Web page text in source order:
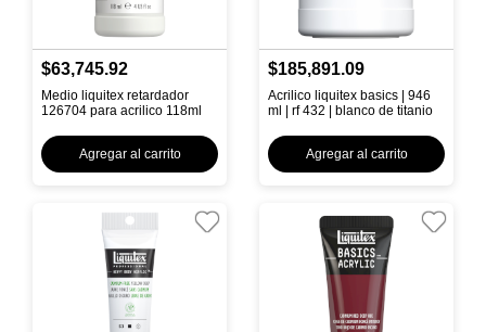
$63,745.92
Medio liquitex retardador
126704 para acrilico 118ml
Agregar al carrito
$185,891.09
Acrilico liquitex basics | 946
ml | rf 432 | blanco de titanio
Agregar al carrito